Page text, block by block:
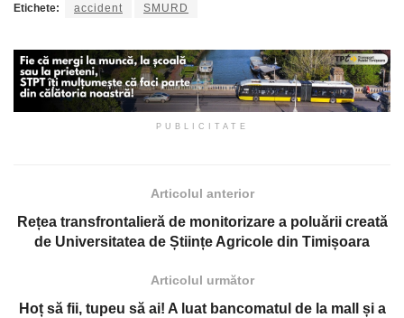
Etichete: accident SMURD
PUBLICITATE
Articolul anterior
Rețea transfrontalieră de monitorizare a poluării creată
de Universitatea de Științe Agricole din Timișoara
Articolul următor
Hoț să fii, tupeu să ai! A luat bancomatul de la mall și a